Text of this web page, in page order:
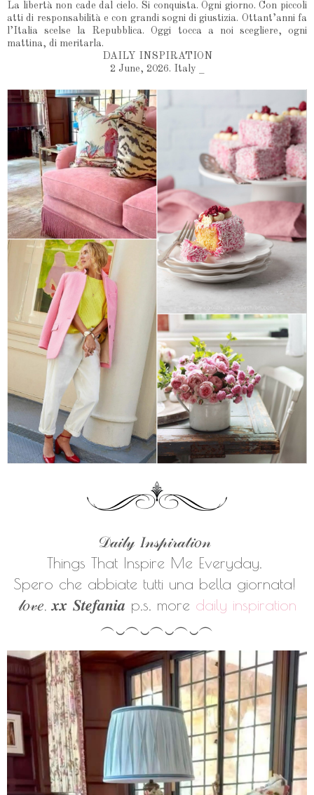
La libertà non cade dal cielo. Si conquista. Ogni giorno. Con piccoli
atti di responsabilità e con grandi sogni di giustizia. Ottant’anni fa
l’Italia scelse la Repubblica. Oggi tocca a noi scegliere, ogni
mattina, di meritarla.
DAILY INSPIRATION
2 June, 2026. Italy _
𝒟𝒶𝒾𝓁𝓎 𝐼𝓃𝓈𝓅𝒾𝓇𝒶𝓉𝒾𝑜𝓃
Things That Inspire Me Everyday.
Spero che abbiate tutti una bella giornata!
𝓁𝑜𝓋𝑒, 𝒙𝒙 𝑺𝒕𝒆𝒇𝒂𝒏𝒊𝒂 p.s. more daily inspiration
︵‿︵‿︵‿︵‿︵